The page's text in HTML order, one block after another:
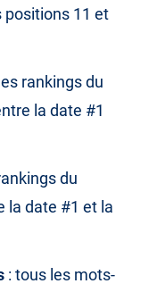
positions 11 et
rankings du
la date #1
du
la date #1 et la
: tous les mots-